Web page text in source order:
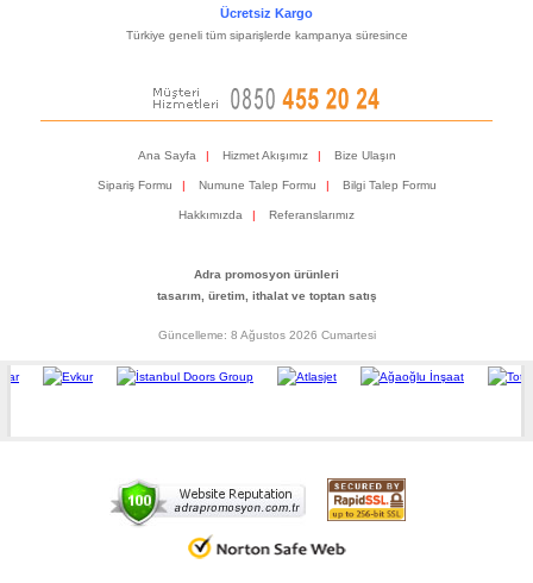
Ücretsiz Kargo
Türkiye geneli tüm siparişlerde kampanya süresince
Ana Sayfa Hizmet Akışımız Bize Ulaşın
Sipariş Formu Numune Talep Formu Bilgi Talep Formu
Hakkımızda Referanslarımız
Adra promosyon ürünleri
tasarım, üretim, ithalat ve toptan satış
Güncelleme: 8 Ağustos 2026 Cumartesi